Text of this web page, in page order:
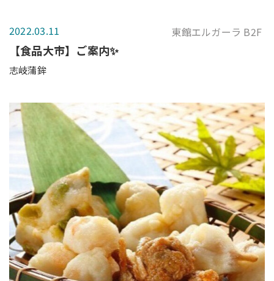
2022.03.11 東館エルガーラ B2F
【食品大市】ご案内✨
志岐蒲鉾